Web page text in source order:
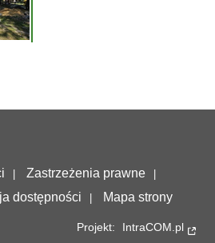
Zastrzeżenia prawne
dostępności Mapa strony
Projekt: IntraCOM.pl